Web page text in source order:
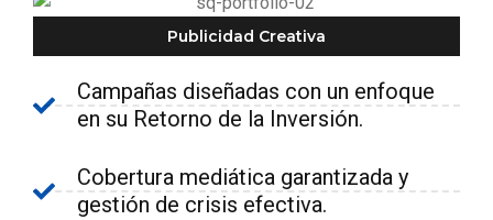
Publicidad Creativa
Campañas diseñadas con un enfoque
en su Retorno de la Inversión.
Cobertura mediática garantizada y
gestión de crisis efectiva.